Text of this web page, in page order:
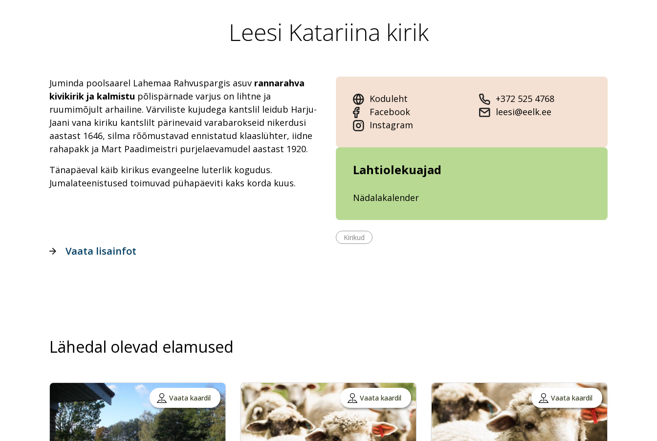
Leesi Katariina kirik
Juminda poolsaarel Lahemaa Rahvuspargis asuv rannarahva
kivikirik ja kalmistu põlispärnade varjus on lihtne ja
ruumimõjult arhailine. Värviliste kujudega kantslil leidub Harju-
Jaani vana kiriku kantslilt pärinevaid varabarokseid nikerdusi
aastast 1646, silma rõõmustavad ennistatud klaaslühter, iidne
rahapakk ja Mart Paadimeistri purjelaevamudel aastast 1920.
Tänapäeval käib kirikus evangeelne luterlik kogudus.
Jumalateenistused toimuvad pühapäeviti kaks korda kuus.
Koduleht
Facebook
Instagram
+372 525 4768
leesi@eelk.ee
Lahtiolekuajad
Nädalakalender
Kirikud
Vaata lisainfot
Lähedal olevad elamused
Vaata kaardil Vaata kaardil Vaata kaardil